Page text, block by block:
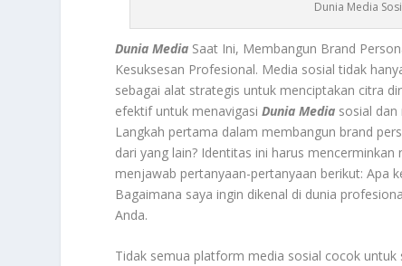
Dunia Media
Dunia Media Saat Ini, Membangun Brand
Kesuksesan Profesional. Media sosial tidak
sebagai alat strategis untuk menciptakan citra
efektif untuk menavigasiDunia Media sosial
Langkah pertama dalam membangun brand
dari yang lain? Identitas ini harus
menjawab pertanyaan-pertanyaan berikut: Apa
Bagaimana saya ingin dikenal di dunia
Anda.
Tidak semua platform media sosial cocok